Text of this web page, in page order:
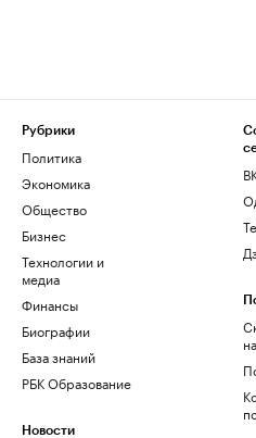
Рубрики
Политика
Экономика
Общество
Бизнес
Технологии и
медиа
Финансы
Биографии
База знаний
РБК Образование
Новости